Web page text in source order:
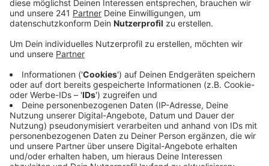
Hochwasserschutz zu fällen.
Veröffentlicht:Montag, 13.06.2022 06:39
Anzeige
Sie fordern Alternativen, zum Beispiel
Überschwemmungsflächen weiter oben am Bachlauf,
um die Hochwassergefahr zu verringern. Das macht
keinen Sinn sagt der Wupperverband, auch weil infrage
kommende Flächen zu schnell voll wären. Die